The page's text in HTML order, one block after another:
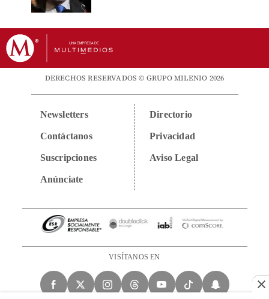
DERECHOS RESERVADOS © GRUPO MILENIO 2026
Newsletters
Contáctanos
Suscripciones
Anúnciate
Directorio
Privacidad
Aviso Legal
VISÍTANOS EN